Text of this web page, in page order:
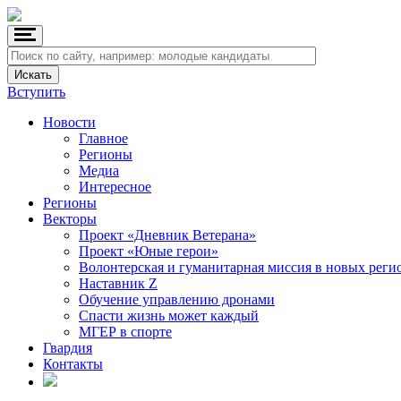
Вступить
Новости
Главное
Регионы
Медиа
Интересное
Регионы
Векторы
Проект «Дневник Ветерана»
Проект «Юные герои»
Волонтерская и гуманитарная миссия в новых
Наставник Z
Обучение управлению дронами
Спасти жизнь может каждый
МГЕР в спорте
Гвардия
Контакты